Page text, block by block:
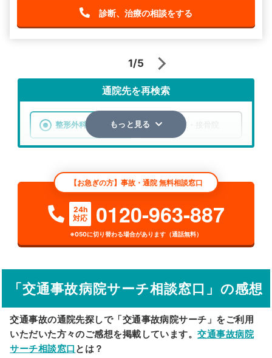
診断、治療の相談をする
1/5
通院先を再検索
整形外科 整骨院・接骨院
検索する
詳細条件で絞り込む
その他の検索方法
駅から探す 院名から探す
もっと見る
【お急ぎの方】事故・通院 無料相談窓口
24h
対応
0120-963-887
※050に切り替わる場合があります（通話無料）
「交通事故病院サーチ相談窓口」の感想
交通事故の通院先探しで「交通事故病院サーチ」をご利用
いただいた方々のご感想を掲載しています。交通事故病院
サーチ相談窓口 とは？